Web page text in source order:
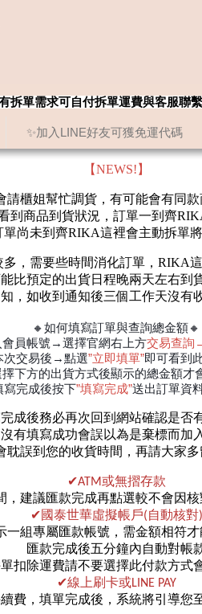
✨加入LINE好友可獲免運代碼
拆單需求可自付拆單運費與客服聯